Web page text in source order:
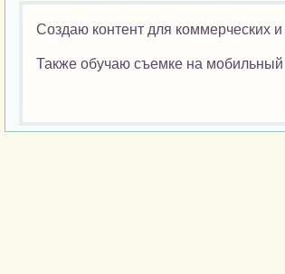
Создаю контент для коммерческих
Также обучаю съемке на